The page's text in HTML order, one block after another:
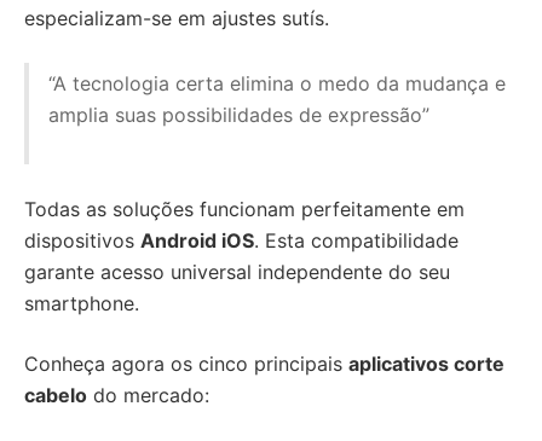
especializam-se em ajustes sutís.
“A tecnologia certa elimina o medo da mudança e
amplia suas possibilidades de expressão”
Todas as soluções funcionam perfeitamente em
dispositivos Android iOS. Esta compatibilidade
garante acesso universal independente do seu
smartphone.
Conheça agora os cinco principais aplicativos corte
cabelo do mercado: